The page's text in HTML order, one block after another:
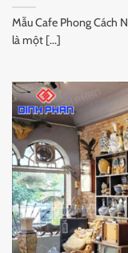
Mẫu Cafe Phong Cách
là một [...]